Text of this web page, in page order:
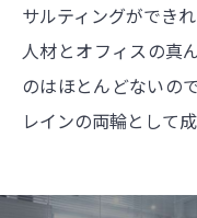
サルティングができ
人材とオフィスの真
のはほとんどないの
レインの両輪として